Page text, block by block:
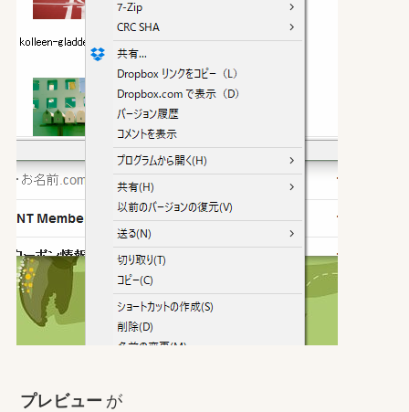
プレビュー が